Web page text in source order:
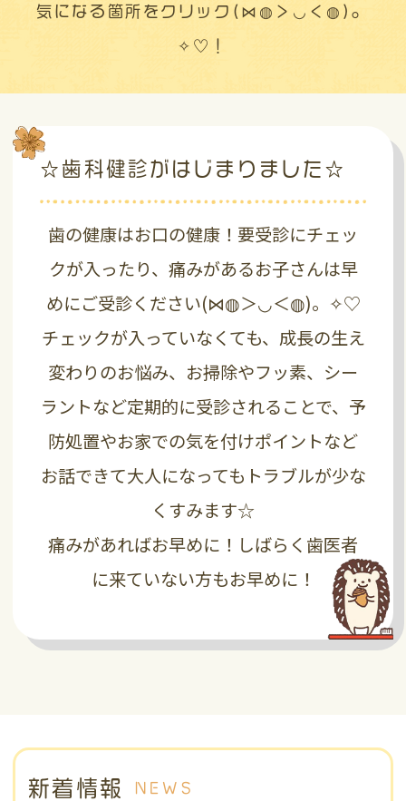
気になる箇所をクリック(⋈◍＞◡＜◍)。
✧♡！
☆歯科健診がはじまりました☆
歯の健康はお口の健康！要受診にチェッ
クが入ったり、痛みがあるお子さんは早
めにご受診ください(⋈◍＞◡＜◍)。✧♡
チェックが入っていなくても、成長の生え
変わりのお悩み、お掃除やフッ素、シー
ラントなど定期的に受診されることで、 予
防処置やお家での気を付けポイントなど
お話できて大人になってもトラブルが少な
くすみます☆
痛みがあればお早めに！しばらく歯医者
に来ていない方もお早めに！
新着情報 NEWS